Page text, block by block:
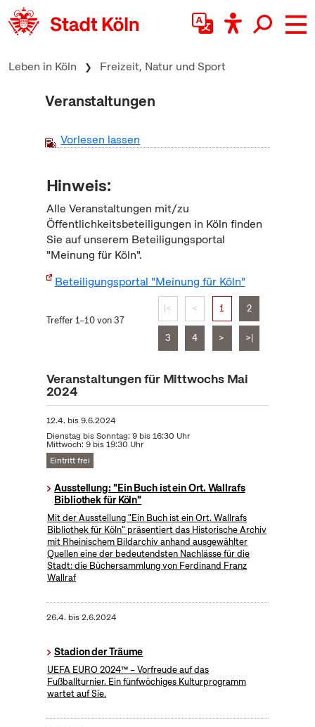
zum Inhalt springen
Leben in Köln Freizeit, Natur und Sport
Veranstaltungen
Vorlesen lassen
Hinweis:
Alle Veranstaltungen mit/zu
Öffentlichkeitsbeteiligungen in Köln finden
Sie auf unserem Beteiligungsportal
"Meinung für Köln".
Beteiligungsportal "Meinung für Köln"
Treffer 1–10 von 37
|< < 1 2
3 4 > >|
Veranstaltungen für Mittwochs Mai
2024
12.4. bis9.6.2024
Dienstag bis Sonntag: 9 bis 16:30 Uhr
Mittwoch: 9 bis 19:30 Uhr
Eintritt frei
Ausstellung: "Ein Buch ist ein Ort. Wallrafs
Bibliothek für Köln"
Mit der Ausstellung "Ein Buch ist ein Ort. Wallrafs
Bibliothek für Köln" präsentiert das Historische Archiv
mit Rheinischem Bildarchiv anhand ausgewählter
Quellen eine der bedeutendsten Nachlässe für die
Stadt: die Büchersammlung von Ferdinand Franz
Wallraf
26.4. bis2.6.2024
Stadion der Träume
UEFA EURO 2024™ – Vorfreude auf das
Fußballturnier. Ein fünfwöchiges Kulturprogramm
wartet auf Sie.